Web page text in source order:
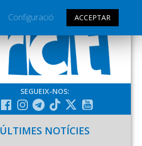
SEGUEIX-NOS:
ÚLTIMES NOTÍCIES
Configuració ACCEPTAR